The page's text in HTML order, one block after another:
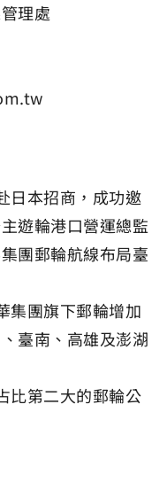
理處
日本招商，成功邀
遊輪港口營運總監
團郵輪航線布局臺
集團旗下郵輪增加
臺南、高雄及澎湖
比第二大的郵輪公